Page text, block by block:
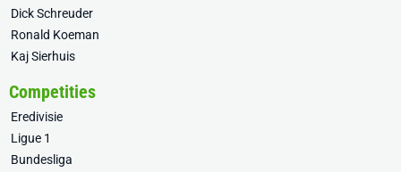
Dick Schreuder
Ronald Koeman
Kaj Sierhuis
Competities
Eredivisie
Ligue 1
Bundesliga